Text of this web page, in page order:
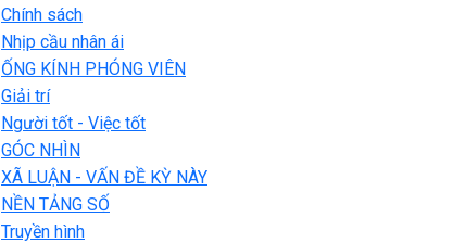
Chính sách
Nhịp cầu nhân ái
ỐNG KÍNH PHÓNG VIÊN
Giải trí
Người tốt - Việc tốt
GÓC NHÌN
XÃ LUẬN - VẤN ĐỀ KỲ NÀY
NỀN TẢNG SỐ
Truyền hình